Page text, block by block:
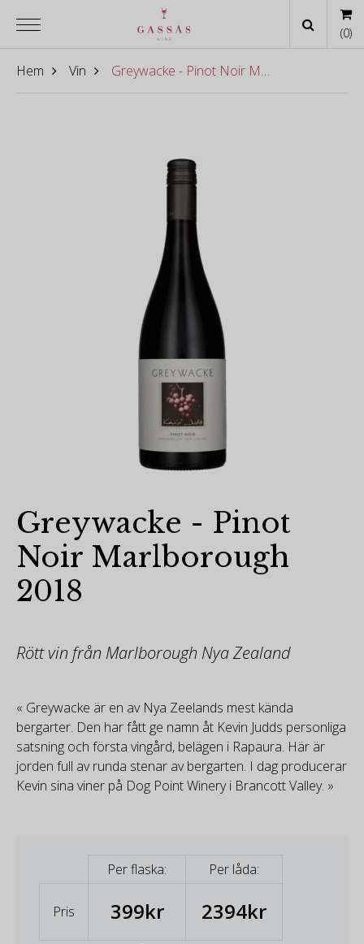
Hem Vin Greywacke - Pinot Noir Marlborough 2018
Greywacke - Pinot
Noir Marlborough
2018
Rött vin från Marlborough Nya Zealand
« Greywacke är en av Nya Zeelands mest kända
bergarter. Den har fått ge namn åt Kevin Judds personliga
satsning och första vingård, belägen i Rapaura. Här är
jorden full av runda stenar av bergarten. I dag producerar
Kevin sina viner på Dog Point Winery i Brancott Valley. »
Per flaska: Per låda:
Pris 399kr 2394kr
(0)